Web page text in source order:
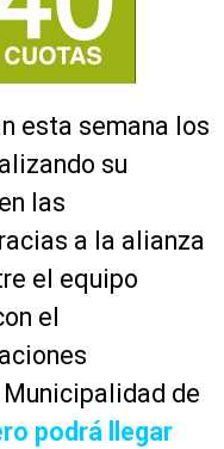
esta semana los
su
las
a la alianza
el equipo
el
de
podrá llegar